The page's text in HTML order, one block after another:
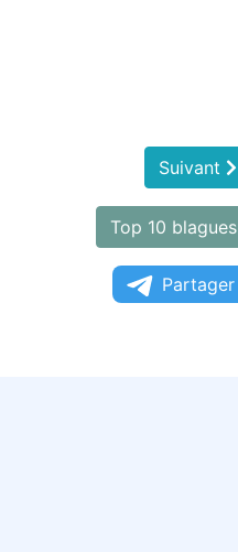
Suivant
Top 10 blagues
Partager